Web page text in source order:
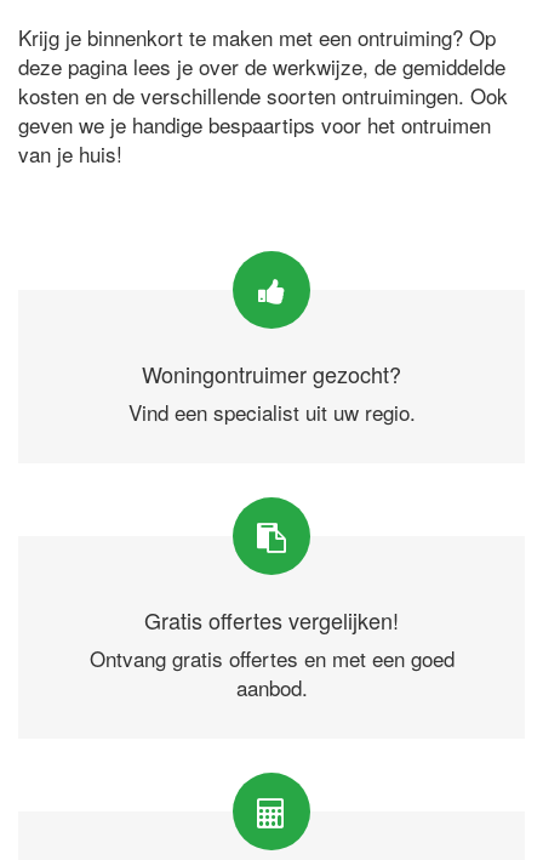
Krijg je binnenkort te maken met een ontruiming? Op
deze pagina lees je over de werkwijze, de gemiddelde
kosten en de verschillende soorten ontruimingen. Ook
geven we je handige bespaartips voor het ontruimen
van je huis!
Woningontruimer gezocht?
Vind een specialist uit uw regio.
Gratis offertes vergelijken!
Ontvang gratis offertes en met een goed
aanbod.